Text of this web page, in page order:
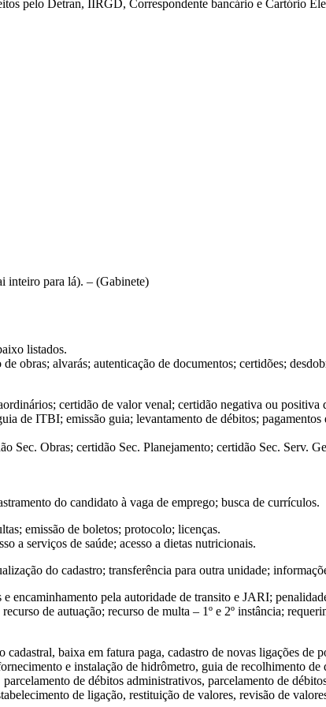
pelo Detran, IIRGD, Correspondente bancário e Cartório
inteiro para lá). – (Gabinete)
listados.
obras; alvarás; autenticação de documentos; certidões;
certidão de valor venal; certidão negativa ou
de ITBI; emissão guia; levantamento de débitos;
Sec. Obras; certidão Sec. Planejamento; certidão Sec. Serv.
do candidato à vaga de emprego; busca de currículos.
emissão de boletos; protocolo; licenças.
a serviços de saúde; acesso a dietas nutricionais.
do cadastro; transferência para outra unidade;
encaminhamento pela autoridade de transito e JARI;
de autuação; recurso de multa – 1º e 2º instância;
baixa em fatura paga, cadastro de novas ligações de
e instalação de hidrômetro, guia de recolhimento
de débitos administrativos, parcelamento de
de ligação, restituição de valores, revisão de